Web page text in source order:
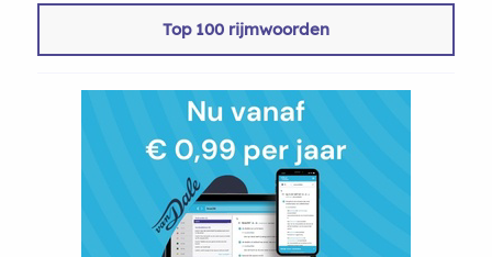
Top 100 rijmwoorden